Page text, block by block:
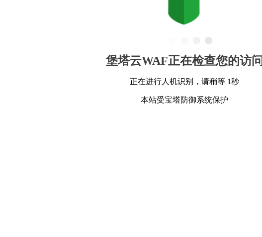
堡塔云WAF正在检查您的访问
正在进行人机识别，请稍等 1秒
本站受宝塔防御系统保护